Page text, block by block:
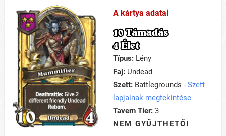
A kártya adatai
10 Támadás
4 Élet
Típus: Lény
Faj: Undead
Szett: Battlegrounds - Szett
lapjainak megtekintése
Tavern Tier: 3
NEM GYŰJTHETŐ!